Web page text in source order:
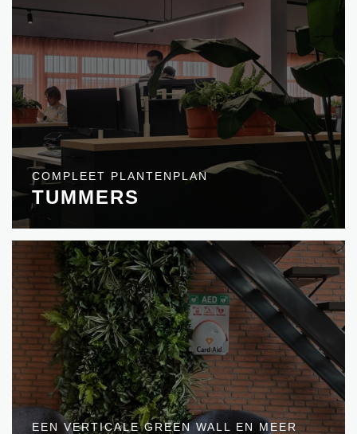
COMPLEET PLANTENPLAN
TUMMERS
EEN VERTICALE GREEN WALL EN MEER